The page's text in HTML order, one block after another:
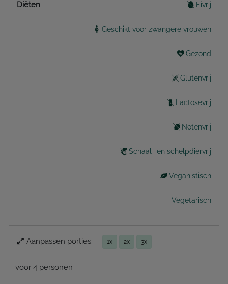
Diëten Eivrij
Geschikt voor zwangere vrouwen
Gezond
Glutenvrij
Lactosevrij
Notenvrij
Schaal- en schelpdiervrij
Veganistisch
Vegetarisch
Aanpassen porties: 1x 2x 3x
voor 4 personen